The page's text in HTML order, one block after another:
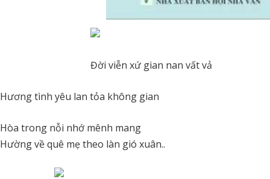
Đời viễn xứ gian nan vất vả
Hương tình yêu lan tỏa không gian
Hòa trong nỗi nhớ mênh mang
Hường về quê mẹ theo làn gió xuân..